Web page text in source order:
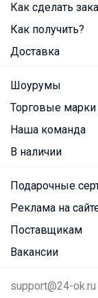
Как сделать
Как получить?
Доставка
Шоурумы
Торговые марки
Наша команда
В наличии
Подарочные
Реклама на
Поставщикам
Вакансии
support@24-ok.ru